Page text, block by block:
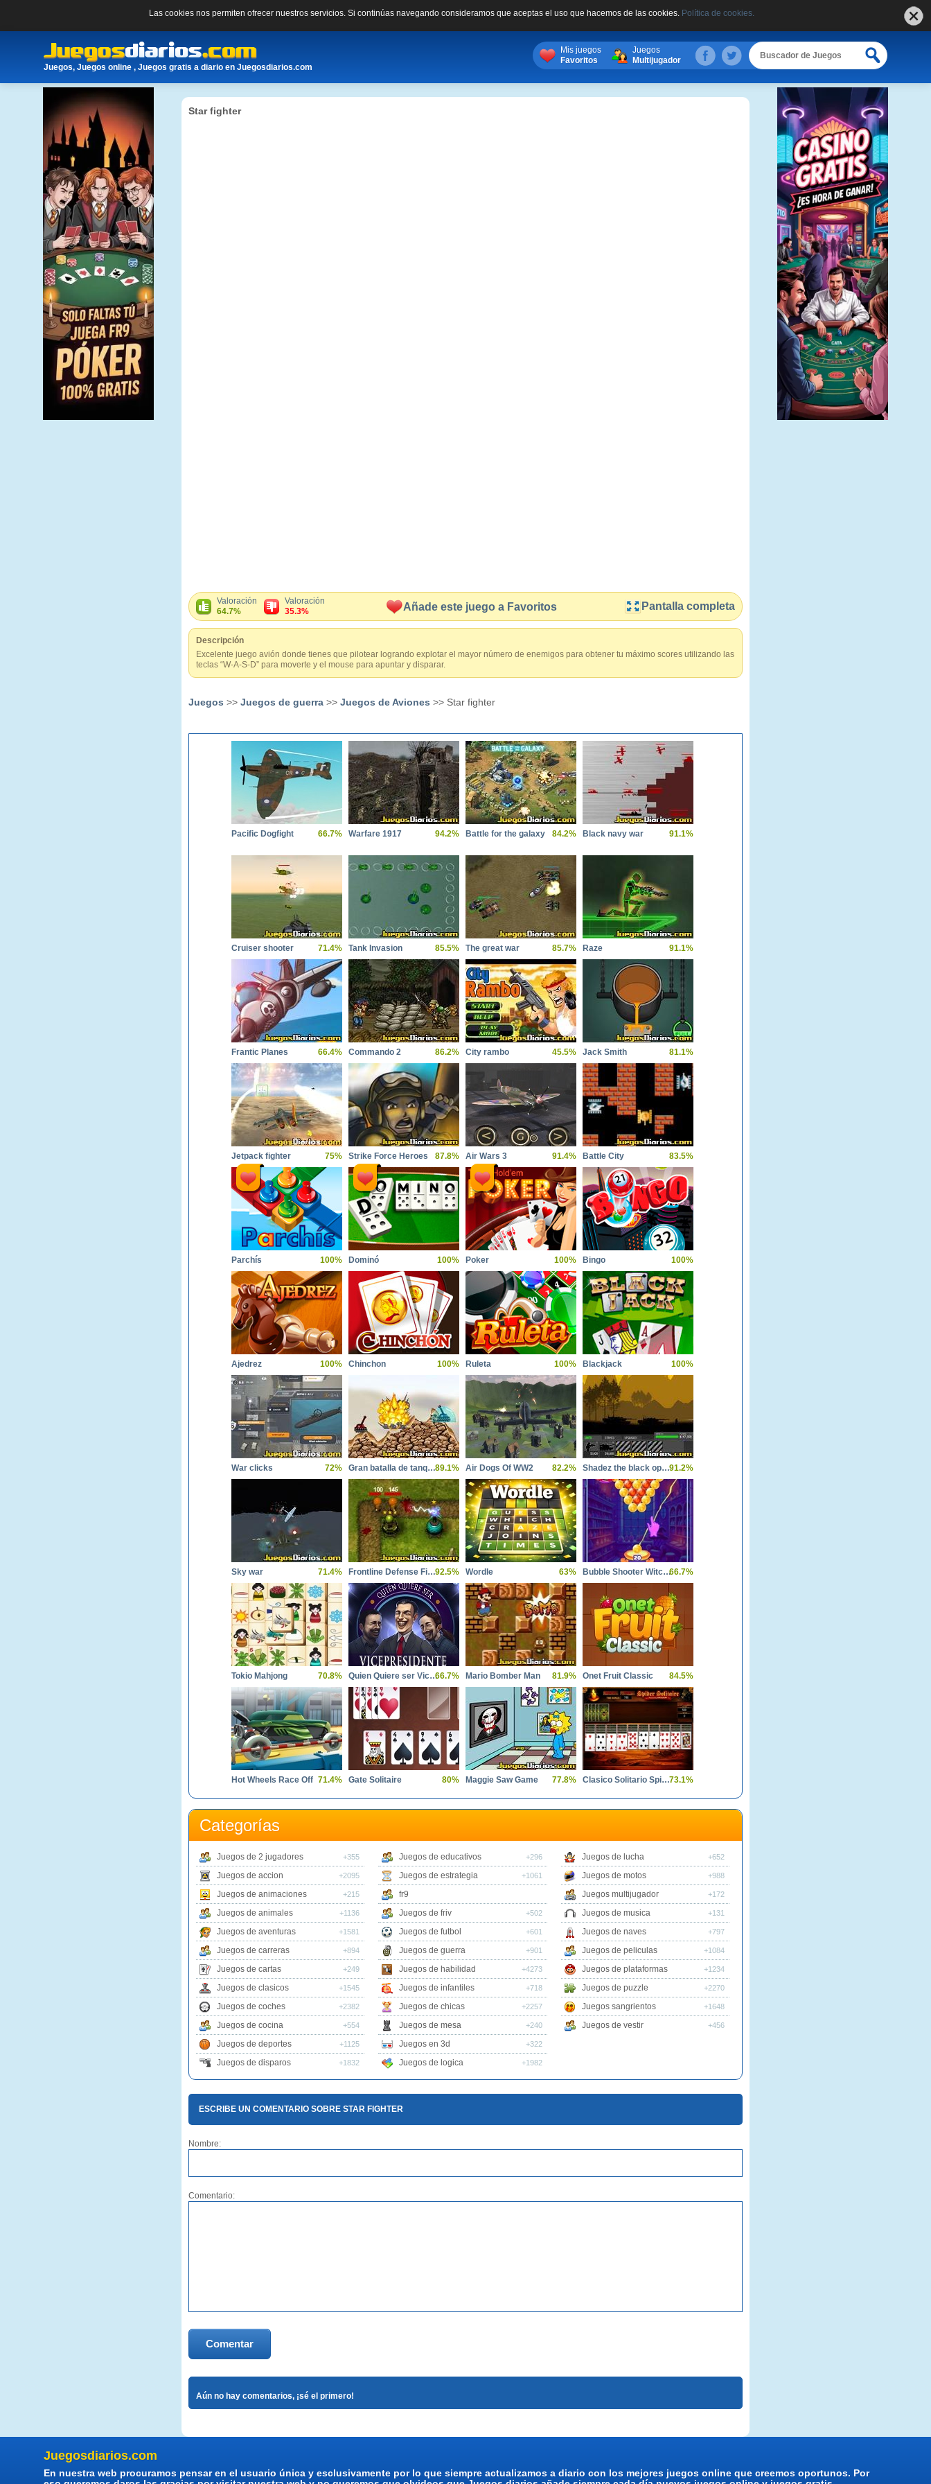
Las cookies nos permiten ofrecer nuestros servicios. Si continúas navegando consideramos que aceptas el uso que hacemos de las cookies. Política de cookies.
Juegos, Juegos online , Juegos gratis a diario en Juegosdiarios.com
Mis juegos
Favoritos
Juegos
Multijugador
Star fighter
Valoración
64.7%
Valoración
35.3%
Añade este juego a Favoritos Pantalla completa
Descripción
Excelente juego avión donde tienes que pilotear logrando explotar el mayor número de enemigos para obtener tu máximo scores utilizando las
teclas “W-A-S-D” para moverte y el mouse para apuntar y disparar.
Juegos >> Juegos de guerra >> Juegos de Aviones >> Star fighter
Pacific Dogfight 66.7% Warfare 1917 94.2% Battle for the galaxy 84.2% Black navy war 91.1%
Cruiser shooter 71.4% Tank Invasion 85.5% The great war 85.7% Raze 91.1%
Frantic Planes 66.4% Commando 2 86.2% City rambo 45.5% Jack Smith 81.1%
Jetpack fighter 75% Strike Force Heroes 87.8% Air Wars 3 91.4% Battle City 83.5%
Parchís 100% Dominó 100% Poker 100% Bingo 100%
Ajedrez 100% Chinchon 100% Ruleta 100% Blackjack 100%
War clicks 72% Gran batalla de tanques89.1% Air Dogs Of WW2 82.2% Shadez the black operations91.2%
Sky war 71.4% Frontline Defense First Assault92.5% Wordle 63% Bubble Shooter Witch Tower66.7%
Tokio Mahjong 70.8% Quien Quiere ser Vicepresidente66.7% Mario Bomber Man 81.9% Onet Fruit Classic 84.5%
Hot Wheels Race Off 71.4% Gate Solitaire 80% Maggie Saw Game 77.8% Clasico Solitario Spider73.1%
Categorías
Juegos de 2 jugadores +355
Juegos de accion +2095
Juegos de animaciones +215
Juegos de animales +1136
Juegos de aventuras +1581
Juegos de carreras +894
Juegos de cartas +249
Juegos de clasicos +1545
Juegos de coches +2382
Juegos de cocina +554
Juegos de deportes +1125
Juegos de disparos +1832
Juegos de educativos +296
Juegos de estrategia +1061
fr9
Juegos de friv
+502
Juegos de futbol +601
Juegos de guerra +901
Juegos de habilidad +4273
Juegos de infantiles +718
Juegos de chicas +2257
Juegos de mesa +240
Juegos en 3d +322
Juegos de logica +1982
Juegos de lucha +652
Juegos de motos +988
Juegos multijugador +172
Juegos de musica +131
Juegos de naves +797
Juegos de peliculas +1084
Juegos de plataformas +1234
Juegos de puzzle +2270
Juegos sangrientos +1648
Juegos de vestir +456
ESCRIBE UN COMENTARIO SOBRE STAR FIGHTER
Nombre:
Comentario:
Comentar
Aún no hay comentarios, ¡sé el primero!
Juegosdiarios.com
En nuestra web procuramos pensar en el usuario única y esclusivamente por lo que siempre actualizamos a diario con los mejores juegos online que creemos oportunos. Por